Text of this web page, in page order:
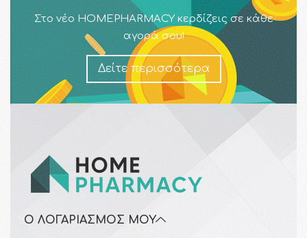
Στο νέο HOMEPHARMACY κερδίζεις σε κάθε
αγορά σου!
Δείτε περισσότερα
Ο ΛΟΓΑΡΙΑΣΜΌΣ ΜΟΥ